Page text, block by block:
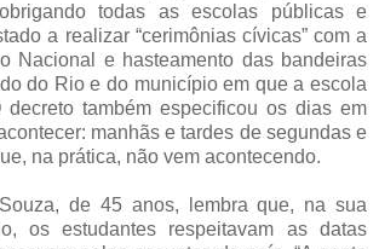
obrigando todas as escolas públicas e
a realizar “cerimônias cívicas” com a
Nacional e hasteamento das bandeiras
do Rio e do município em que a escola
decreto também especificou os dias em
manhãs e tardes de segundas e
na prática, não vem acontecendo.
de 45 anos, lembra que, na sua
os estudantes respeitavam as datas